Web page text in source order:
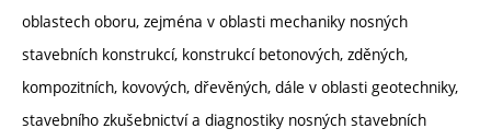
oblastech oboru, zejména v oblasti mechaniky nosných
stavebních konstrukcí, konstrukcí betonových, zděných,
kompozitních, kovových, dřevěných, dále v oblasti geotechniky,
stavebního zkušebnictví a diagnostiky nosných stavebních